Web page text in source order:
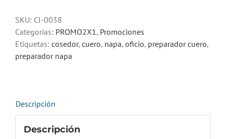
cuero
y
napa
-
SKU: CI-0038
Categorías: PROMO2X1 , Promociones
Etiquetas: cosedor, cuero, napa, oficio, preparador cuero,
preparador napa
Descripción
Descripción